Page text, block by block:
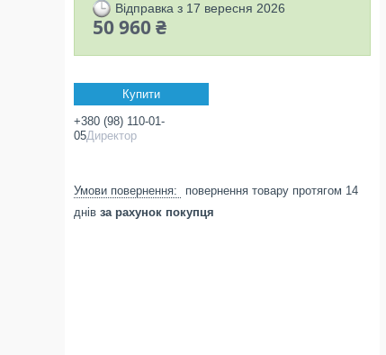
Відправка з 17 вересня 2026
50 960 ₴
Купити
+380 (98) 110-01-
05Директор
повернення товару протягом 14
днів за рахунок покупця